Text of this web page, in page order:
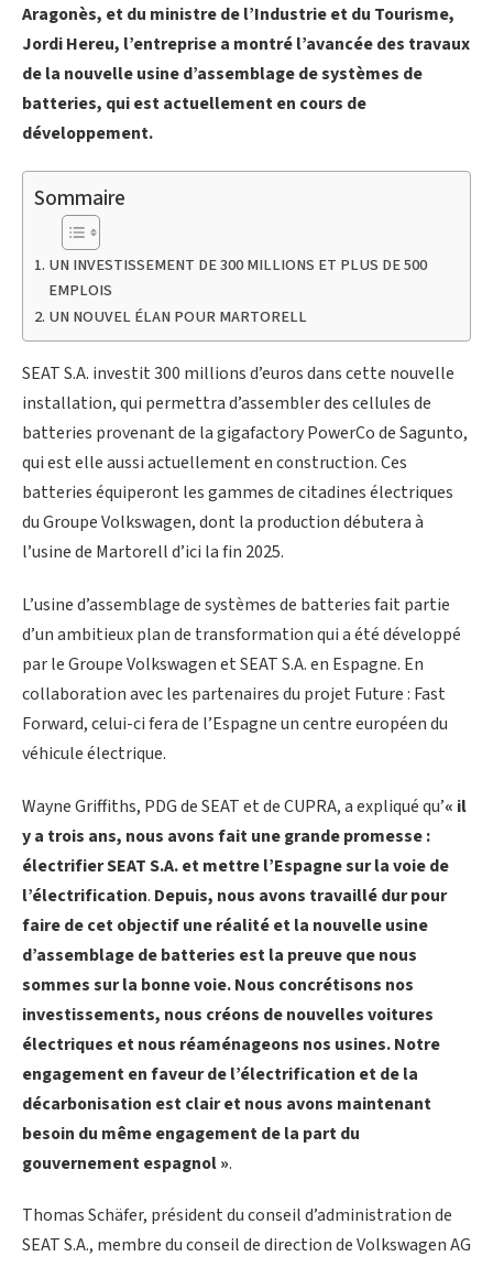
Aragonès, et du ministre de l’Industrie et du Tourisme,
Jordi Hereu, l’entreprise a montré l’avancée des travaux
de la nouvelle usine d’assemblage de systèmes de
batteries, qui est actuellement en cours de
développement.
Sommaire
UN INVESTISSEMENT DE 300 MILLIONS ET PLUS DE 500
EMPLOIS
UN NOUVEL ÉLAN POUR MARTORELL
SEAT S.A. investit 300 millions d’euros dans cette nouvelle
installation, qui permettra d’assembler des cellules de
batteries provenant de la gigafactory PowerCo de Sagunto,
qui est elle aussi actuellement en construction. Ces
batteries équiperont les gammes de citadines électriques
du Groupe Volkswagen, dont la production débutera à
l’usine de Martorell d’ici la fin 2025.
L’usine d’assemblage de systèmes de batteries fait partie
d’un ambitieux plan de transformation qui a été développé
par le Groupe Volkswagen et SEAT S.A. en Espagne. En
collaboration avec les partenaires du projet Future : Fast
Forward, celui-ci fera de l’Espagne un centre européen du
véhicule électrique.
Wayne Griffiths, PDG de SEAT et de CUPRA, a expliqué qu’« il
y a trois ans, nous avons fait une grande promesse :
électrifier SEAT S.A. et mettre l’Espagne sur la voie de
l’électrification. Depuis, nous avons travaillé dur pour
faire de cet objectif une réalité et la nouvelle usine
d’assemblage de batteries est la preuve que nous
sommes sur la bonne voie.Nous concrétisons nos
investissements, nous créons de nouvelles voitures
électriques et nous réaménageons nos usines.Notre
engagement en faveur de l’électrification et de la
décarbonisation est clair et nous avons maintenant
besoin du même engagement de la part du
gouvernement espagnol ».
Thomas Schäfer, président du conseil d’administration de
SEAT S.A., membre du conseil de direction de Volkswagen AG